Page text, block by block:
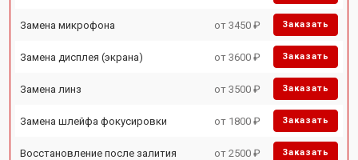
Замена микрофона от 3450 ₽ Заказать
Замена дисплея (экрана) от 3600 ₽ Заказать
Замена линз от 3500 ₽ Заказать
Замена шлейфа фокусировки от 1800 ₽ Заказать
Восстановление после залития от 2500 ₽ Заказать